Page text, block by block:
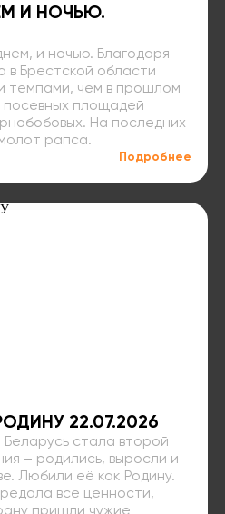
И НОЧЬЮ.
и ночью. Благодаря
в Брестской области
темпами, чем в прошлом
посевных площадей
На последних
рапса.
Подробнее
22.07.2026
Беларусь стала второй
– родились, выросли и
Любили её как Родину.
все ценности,